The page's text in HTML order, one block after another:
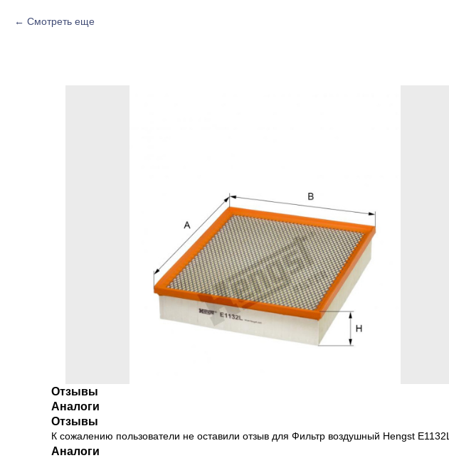
Смотреть еще
Отзывы
Аналоги
Отзывы
К сожалению пользователи не оставили отзыв для Фильтр воздушный Hengst E1132L
Аналоги